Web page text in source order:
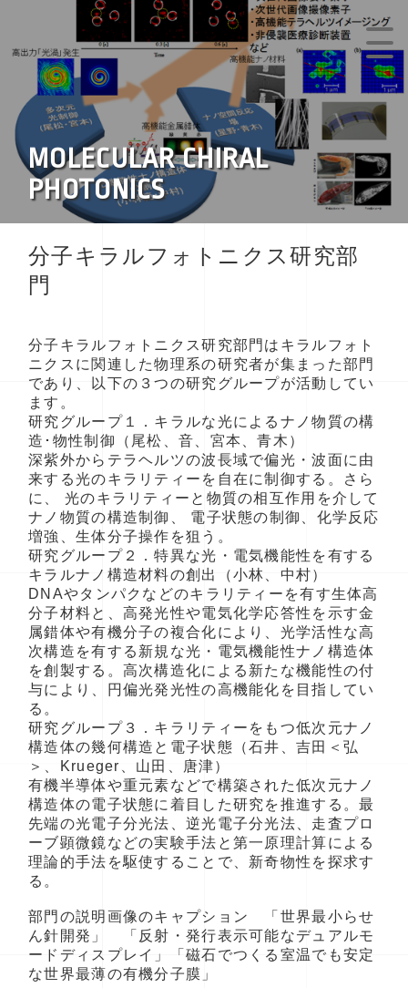
MOLECULAR CHIRAL
PHOTONICS
分子キラルフォトニクス研究部
門
分子キラルフォトニクス研究部門はキラルフォト
ニクスに関連した物理系の研究者が集まった部門
であり、以下の３つの研究グループが活動してい
ます。
研究グループ１．キラルな光によるナノ物質の構
造･物性制御（尾松、音、宮本、青木）
深紫外からテラヘルツの波長域で偏光・波面に由
来する光のキラリティーを自在に制御する。さら
に、 光のキラリティーと物質の相互作用を介して
ナノ物質の構造制御、 電子状態の制御、化学反応
増強、生体分子操作を狙う。
研究グループ２．特異な光・電気機能性を有する
キラルナノ構造材料の創出（小林、中村）
DNAやタンパクなどのキラリティーを有す生体高
分子材料と、高発光性や電気化学応答性を示す金
属錯体や有機分子の複合化により、光学活性な高
次構造を有する新規な光・電気機能性ナノ構造体
を創製する。高次構造化による新たな機能性の付
与により、円偏光発光性の高機能化を目指してい
る。
研究グループ３．キラリティーをもつ低次元ナノ
構造体の幾何構造と電子状態（石井、吉田＜弘
＞、Krueger、山田、唐津）
有機半導体や重元素などで構築された低次元ナノ
構造体の電子状態に着目した研究を推進する。最
先端の光電子分光法、逆光電子分光法、走査プロ
ーブ顕微鏡などの実験手法と第一原理計算による
理論的手法を駆使することで、新奇物性を探求す
る。
部門の説明画像のキャプション 「世界最小らせ
ん針開発」 「反射・発行表示可能なデュアルモ
ードディスプレイ」「磁石でつくる室温でも安定
な世界最薄の有機分子膜」